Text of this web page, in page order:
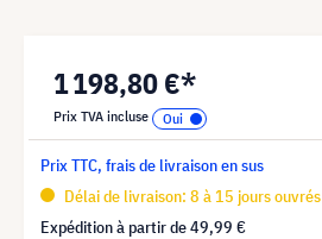
1 198,80 €*
Prix TVA incluse
Prix TTC, frais de livraison en sus
Délai de livraison: 8 à 15 jours ouvrés
Expédition à partir de49,99 €